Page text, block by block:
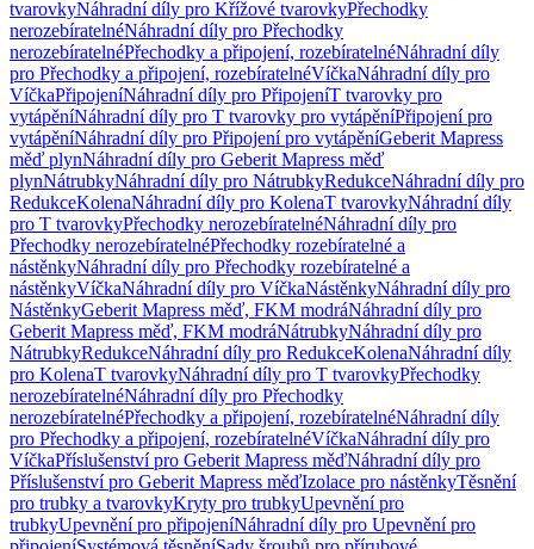
tvarovkyNáhradní díly pro Křížové tvarovkyPřechodky
nerozebíratelnéNáhradní díly pro Přechodky
nerozebíratelnéPřechodky a připojení, rozebíratelnéNáhradní díly
pro Přechodky a připojení, rozebíratelnéVíčkaNáhradní díly pro
VíčkaPřipojeníNáhradní díly pro PřipojeníT tvarovky pro
vytápěníNáhradní díly pro T tvarovky pro vytápěníPřipojení pro
vytápěníNáhradní díly pro Připojení pro vytápěníGeberit Mapress
měď plynNáhradní díly pro Geberit Mapress měď
plynNátrubkyNáhradní díly pro NátrubkyRedukceNáhradní díly pro
RedukceKolenaNáhradní díly pro KolenaT tvarovkyNáhradní díly
pro T tvarovkyPřechodky nerozebíratelnéNáhradní díly pro
Přechodky nerozebíratelnéPřechodky rozebíratelné a
nástěnkyNáhradní díly pro Přechodky rozebíratelné a
nástěnkyVíčkaNáhradní díly pro VíčkaNástěnkyNáhradní díly pro
NástěnkyGeberit Mapress měď, FKM modráNáhradní díly pro
Geberit Mapress měď, FKM modráNátrubkyNáhradní díly pro
NátrubkyRedukceNáhradní díly pro RedukceKolenaNáhradní díly
pro KolenaT tvarovkyNáhradní díly pro T tvarovkyPřechodky
nerozebíratelnéNáhradní díly pro Přechodky
nerozebíratelnéPřechodky a připojení, rozebíratelnéNáhradní díly
pro Přechodky a připojení, rozebíratelnéVíčkaNáhradní díly pro
VíčkaPříslušenství pro Geberit Mapress měďNáhradní díly pro
Příslušenství pro Geberit Mapress měďIzolace pro nástěnkyTěsnění
pro trubky a tvarovkyKryty pro trubkyUpevnění pro
trubkyUpevnění pro připojeníNáhradní díly pro Upevnění pro